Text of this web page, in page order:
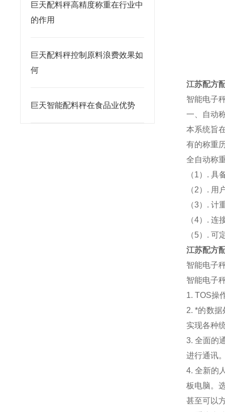
巨天配料秤高精度称重在行业中
的作用
巨天配料秤控制原料浪费效果如
何
巨天智能配料秤在食品业优势
江苏配方
智能电子
一、自动
本系统旨
有的称重
全自动称
（1）. 具
（2）.
（3）. 计
（4）. 连
（5）. 可
江苏配方
智能电子
智能电子
1. TOS操
2. *的数
实现各种
3. 全面的
进行通讯
4. 全新的
板电脑。
甚至可以